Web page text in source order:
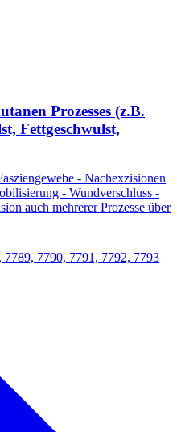
Prozesses (z.B.
Fettgeschwulst,
- Nachexzisionen
- Wundverschluss -
auch mehrerer Prozesse über
7789, 7790, 7791, 7792, 7793